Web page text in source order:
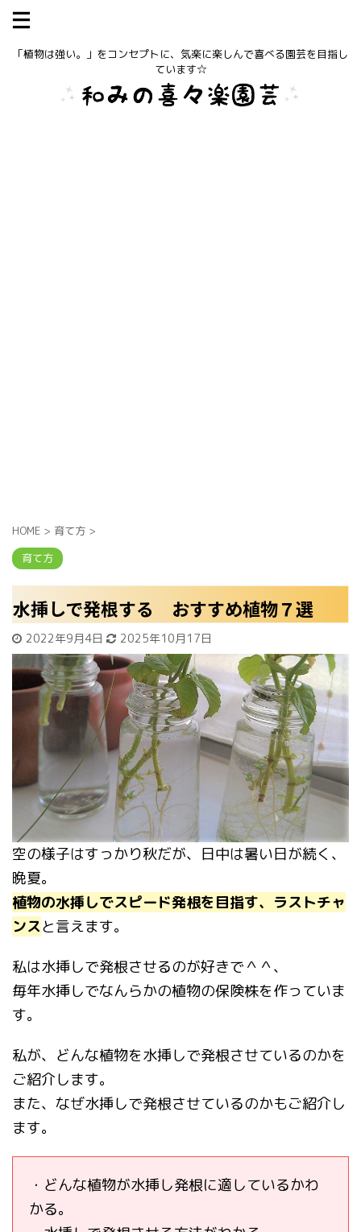
「植物は強い。」をコンセプトに、気楽に楽しんで喜べる園芸を目指し
ています☆
HOME > 育て方 >
育て方
水挿しで発根する おすすめ植物７選
2022年9月4日 2025年10月17日
空の様子はすっかり秋だが、日中は暑い日が続く、
晩夏。
植物の水挿しでスピード発根を目指す、ラストチャ
ンスと言えます。
私は水挿しで発根させるのが好きで＾＾、
毎年水挿しでなんらかの植物の保険株を作っていま
す。
私が、どんな植物を水挿しで発根させているのかを
ご紹介します。
また、なぜ水挿しで発根させているのかもご紹介し
ます。
・どんな植物が水挿し発根に適しているかわ
かる。